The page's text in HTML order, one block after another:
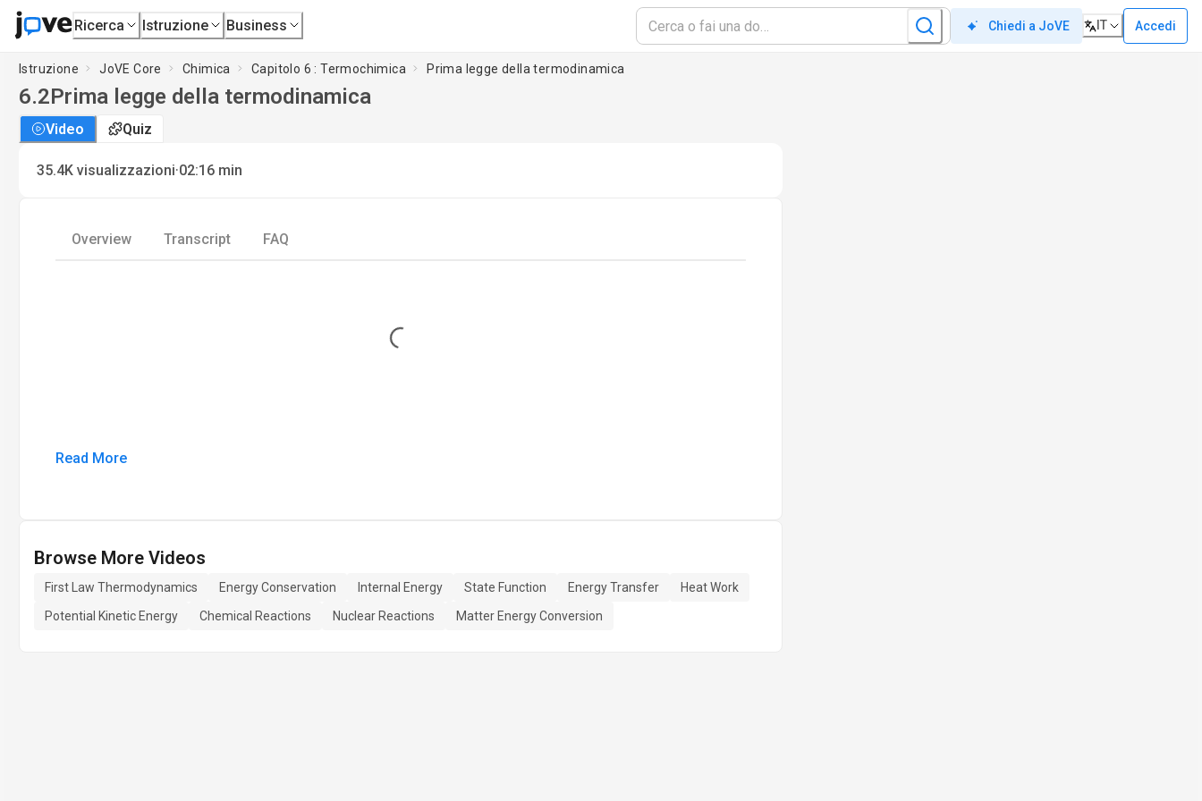
Ricerca Istruzione Business Chiedi a JoVE IT Accedi
Istruzione JoVE Core Chimica Capitolo 6 : Termochimica Prima legge della termodinamica
6.2Prima legge della termodinamica
Video Quiz
35.4K visualizzazioni·02:16 min
Overview Transcript FAQ
Loading...
Read More
Browse More Videos
First Law Thermodynamics Energy Conservation Internal Energy State Function Energy Transfer
Heat Work
Potential Kinetic Energy
Chemical Reactions Nuclear Reactions Matter Energy Conversion